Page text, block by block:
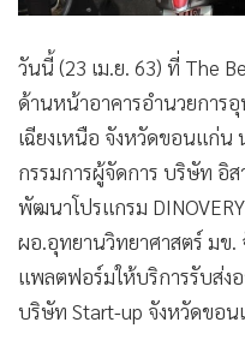
• Gotomanager
วันนี้ (23 เม.ย. 63) ที่ The
ด้านหน้าอาคารอำนวยการ
เฉียงเหนือ จังหวัดขอนแก่
กรรมการผู้จัดการ บริษัท อิ
พัฒนาโปรแกรม
ผอ.อุทยานวิทยาศาสตร์ มข.
แพลตฟอร์มให้บริการรับส่ง
บริษัท Start-up จังหวัดขอ